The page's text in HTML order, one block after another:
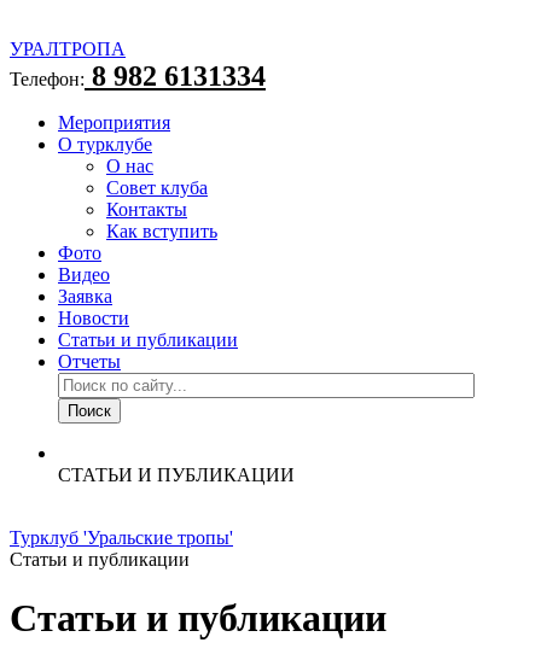
УРАЛТРОПА
Телефон: 8 982 6131334
Мероприятия
О турклубе
О нас
Совет клуба
Контакты
Как вступить
Фото
Видео
Заявка
Новости
Статьи и публикации
Отчеты
СТАТЬИ И ПУБЛИКАЦИИ
Турклуб 'Уральские тропы'
Статьи и публикации
Статьи и публикации